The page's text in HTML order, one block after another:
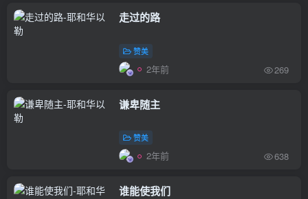
走过的路
赞美
2年前 269
谦卑随主
赞美
2年前 638
谁能使我们